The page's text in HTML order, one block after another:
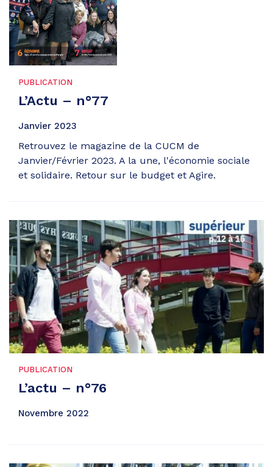
PUBLICATION
L’Actu – n°77
Janvier 2023
Retrouvez le magazine de la CUCM de
Janvier/Février 2023. A la une, l'économie sociale
et solidaire. Retour sur le budget et Agire.
PUBLICATION
L’actu – n°76
Novembre 2022